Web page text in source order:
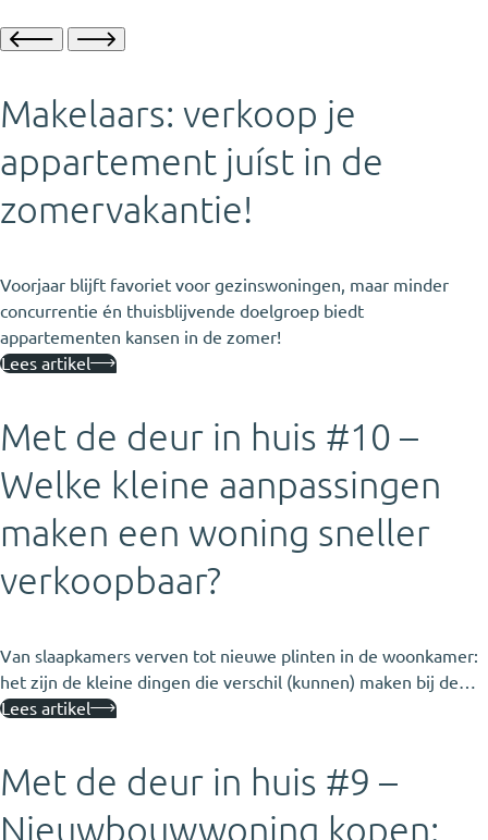
Makelaars: verkoop je
appartement juíst in de
zomervakantie!
Voorjaar blijft favoriet voor gezinswoningen, maar minder
concurrentie én thuisblijvende doelgroep biedt
appartementen kansen in de zomer!
Lees artikel
Met de deur in huis #10 –
Welke kleine aanpassingen
maken een woning sneller
verkoopbaar?
Van slaapkamers verven tot nieuwe plinten in de woonkamer:
het zijn de kleine dingen die verschil (kunnen) maken bij de…
Lees artikel
Met de deur in huis #9 –
Nieuwbouwwoning kopen: